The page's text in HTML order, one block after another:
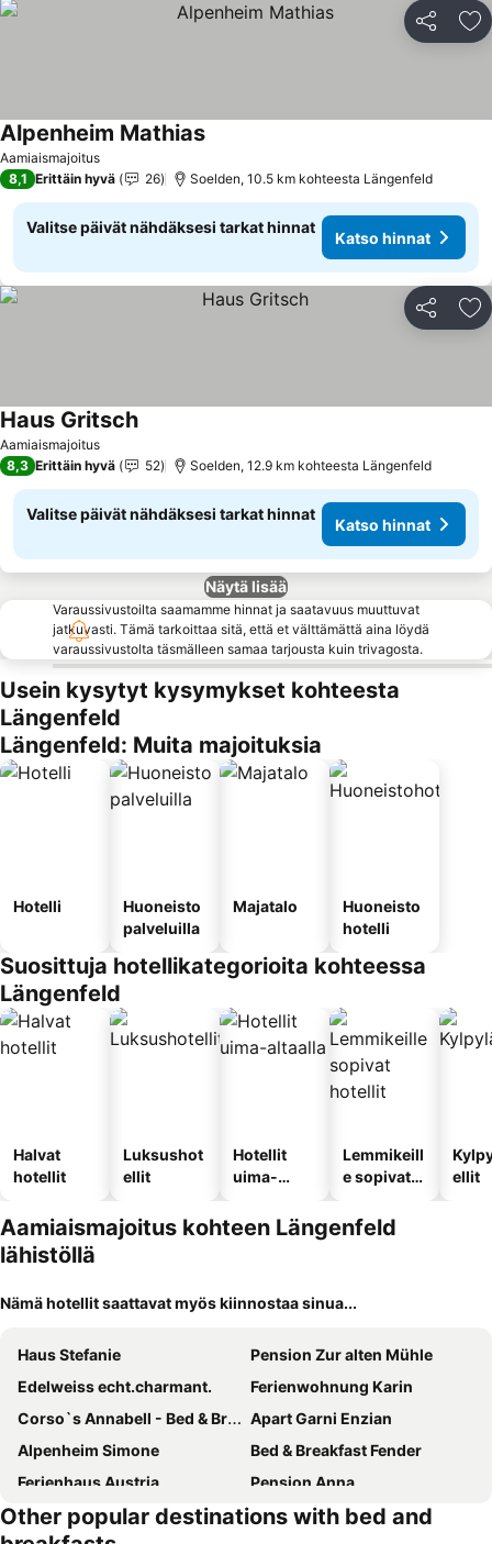
Jaa
Aamiaismajoitus
Alpenheim MathiasKatso hinnat
8,1 Erittäin hyvä 26 Soelden, 10.5 km kohteesta Längenfeld
Valitse päivät nähdäksesi tarkat hinnat
Katso hinnat
Jaa
Aamiaismajoitus
Haus GritschKatso hinnat
8,3 Erittäin hyvä 52 Soelden, 12.9 km kohteesta Längenfeld
Valitse päivät nähdäksesi tarkat hinnat
Katso hinnat
Näytä lisää
Varaussivustoilta saamamme hinnat ja saatavuus muuttuvat
jatkuvasti. Tämä tarkoittaa sitä, että et välttämättä aina löydä
varaussivustolta täsmälleen samaa tarjousta kuin trivagosta.
Usein kysytyt kysymykset kohteesta
Längenfeld
Längenfeld: Muita majoituksia
Hotelli
Huoneisto
palveluilla
Majatalo
Huoneisto
hotelli
Suosittuja hotellikategorioita kohteessa
Längenfeld
Halvat
hotellit
Luksushot
ellit
Hotellit
uima-
Lemmikeill
e sopivat
ellit
Aamiaismajoitus kohteen Längenfeld
lähistöllä
Nämä hotellit saattavat myös kiinnostaa sinua...
Haus Stefanie
Pension Zur alten Mühle
Edelweiss echt.charmant.
Ferienwohnung Karin
Corso`s Annabell - Bed & Breakfast
Apart Garni Enzian
Alpenheim Simone
Bed & Breakfast Fender
Ferienhaus Austria
Pension Anna
Madle - Bed & Breakfast
Hotel Garni Rifflsee
Other popular destinations with bed and